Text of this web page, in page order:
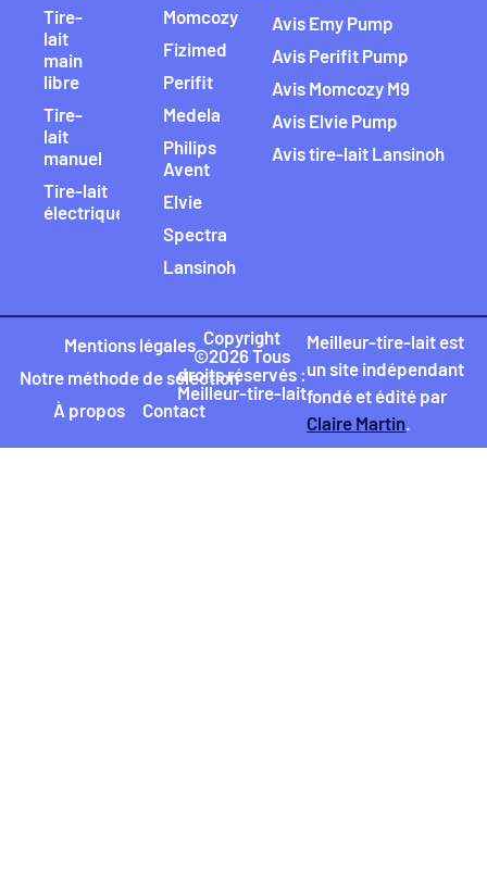
Tire-
lait
main
libre
Tire-
lait
manuel
Tire-lait
électrique
Momcozy
Fizimed
Perifit
Medela
Philips
Avent
Elvie
Spectra
Lansinoh
Avis Emy Pump
Avis Perifit Pump
Avis Momcozy M9
Avis Elvie Pump
Avis tire-lait Lansinoh
Copyright
©2026 Tous
droits réservés :
Meilleur-tire-lait
Meilleur-tire-lait est
un site indépendant
fondé et édité par
Claire Martin.
Mentions légales
Notre méthode de sélection
À propos
Contact